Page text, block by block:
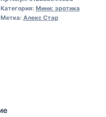
Категория: Мини: эротика
Метка: Алекс Стар